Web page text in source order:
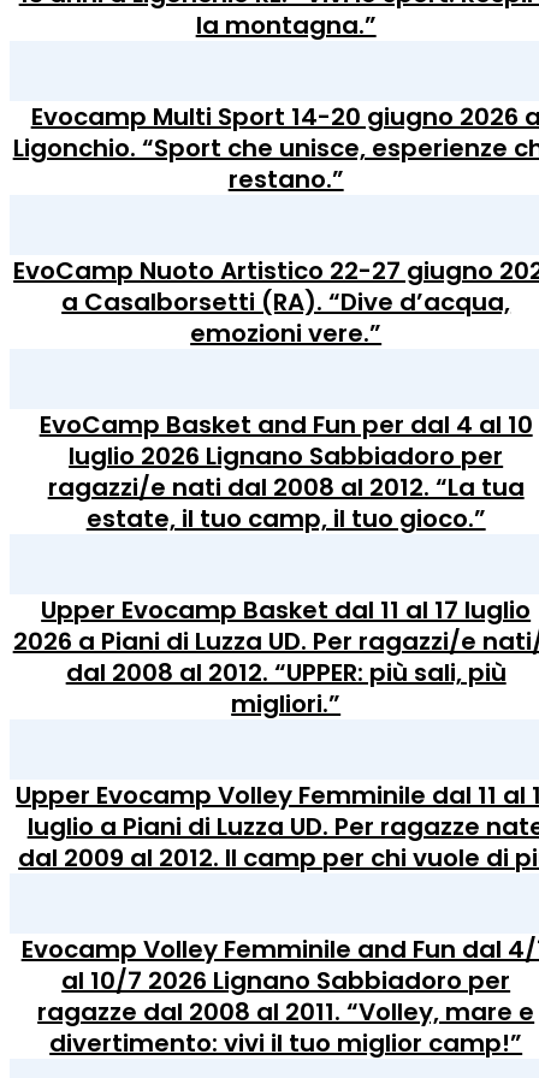
la montagna.”
Evocamp Multi Sport 14-20 giugno 2026 a
Ligonchio. “Sport che unisce, esperienze
restano.”
EvoCamp Nuoto Artistico 22-27 giugno
a Casalborsetti (RA). “Dive d’acqua,
emozioni vere.”
EvoCamp Basket and Fun per dal 4 al 10
luglio 2026 Lignano Sabbiadoro per
ragazzi/e nati dal 2008 al 2012. “La tua
estate, il tuo camp, il tuo gioco.”
Upper Evocamp Basket dal 11 al 17 luglio
2026 a Piani di Luzza UD. Per ragazzi/e
dal 2008 al 2012. “UPPER: più sali, più
migliori.”
Upper Evocamp Volley Femminile dal 11 al
luglio a Piani di Luzza UD. Per ragazze
dal 2009 al 2012. Il camp per chi vuole di
Evocamp Volley Femminile and Fun dal
al 10/7 2026 Lignano Sabbiadoro per
ragazze dal 2008 al 2011. “Volley, mare e
divertimento: vivi il tuo miglior camp!”